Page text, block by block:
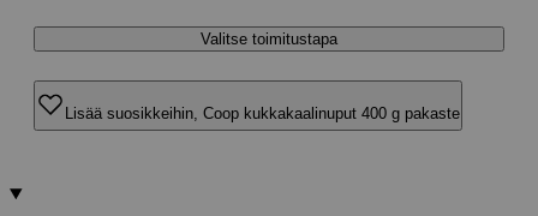
Valitse toimitustapa
Lisää suosikkeihin, Coop kukkakaalinuput 400 g pakaste